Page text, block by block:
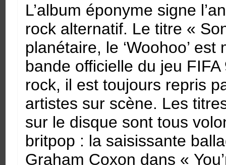
L’album éponyme signe
rock alternatif. Le titre «
planétaire, le ‘Woohoo’
bande officielle du jeu
rock, il est toujours repris
artistes sur scène. Les
sur le disque sont tous
britpop : la saisissante
Graham Coxon dans «